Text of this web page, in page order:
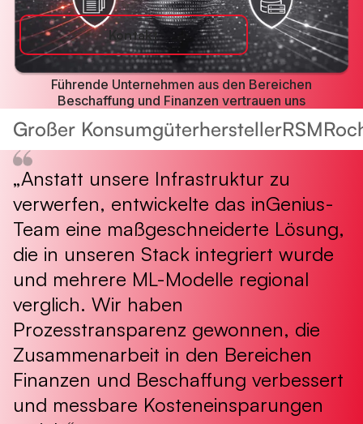
Kontakt
Führende Unternehmen aus den Bereichen
Beschaffung und Finanzen vertrauen uns
Großer KonsumgüterherstellerRSM
„Anstatt unsere Infrastruktur zu
verwerfen, entwickelte das inGenius-
Team eine maßgeschneiderte Lösung,
die in unseren Stack integriert wurde
und mehrere ML-Modelle regional
verglich. Wir haben
Prozesstransparenz gewonnen, die
Zusammenarbeit in den Bereichen
Finanzen und Beschaffung verbessert
und messbare Kosteneinsparungen